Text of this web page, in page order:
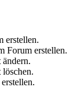
erstellen.
Forum erstellen.
ändern.
löschen.